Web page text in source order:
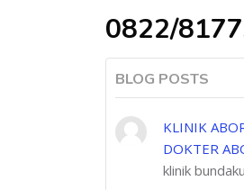
0822/
BLOG POSTS
KLINIK
DOKTER
klinik